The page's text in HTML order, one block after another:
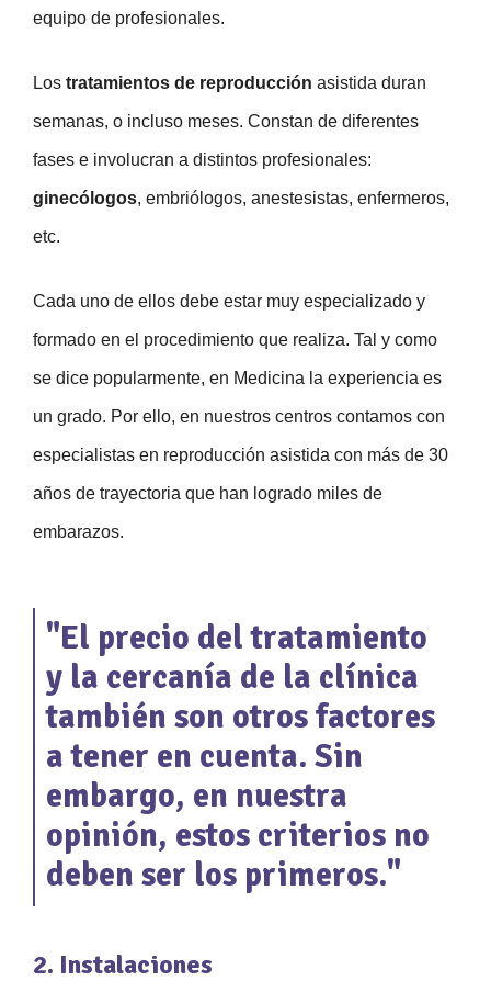
equipo de profesionales.
Los tratamientos de reproducción asistida duran
semanas, o incluso meses. Constan de diferentes
fases e involucran a distintos profesionales:
ginecólogos, embriólogos, anestesistas, enfermeros,
etc.
Cada uno de ellos debe estar muy especializado y
formado en el procedimiento que realiza. Tal y como
se dice popularmente, en Medicina la experiencia es
un grado. Por ello, en nuestros centros contamos con
especialistas en reproducción asistida con más de 30
años de trayectoria que han logrado miles de
embarazos.
"El precio del tratamiento
y la cercanía de la clínica
también son otros factores
a tener en cuenta. Sin
embargo, en nuestra
opinión, estos criterios no
deben ser los primeros."
2. Instalaciones